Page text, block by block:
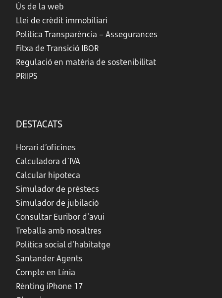
Ús de la web
Llei de crèdit immobiliari
Política Transparència – Assegurances
Fitxa de Transició IBOR
Regulació en matèria de sostenibilitat
PRIIPS
DESTACATS
Horari d’oficines
Calculadora d´IVA
Calcular hipoteca
Simulador de préstecs
Simulador de jubilació
Consultar Euribor d'avui
Treballa amb nosaltres
Política social d’habitatge
Santander Agents
Compte en Línia
Rènting iPhone 17